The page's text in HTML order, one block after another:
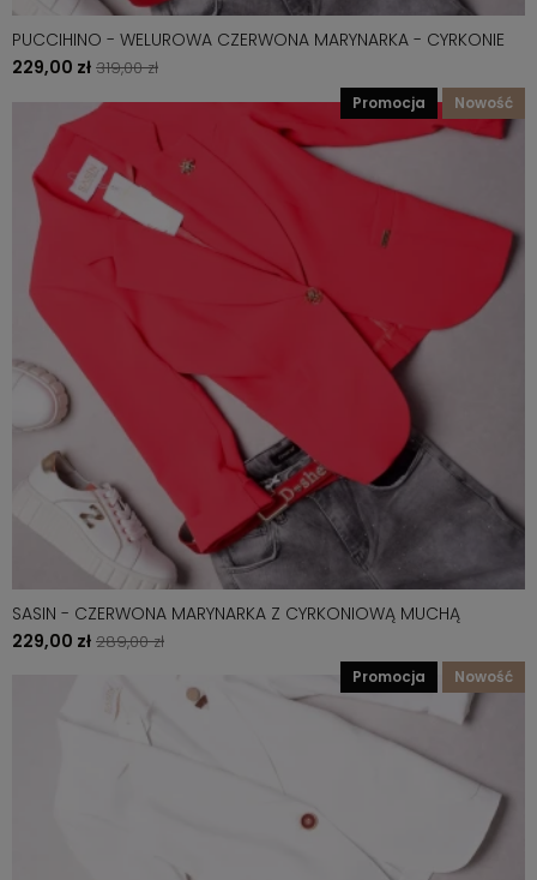
PUCCIHINO - WELUROWA CZERWONA MARYNARKA - CYRKONIE
229,00 zł 319,00 zł
SASIN - CZERWONA MARYNARKA Z CYRKONIOWĄ MUCHĄ
229,00 zł 289,00 zł
promocja nowość
promocja nowość